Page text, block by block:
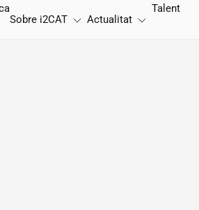
Sobre i2CAT Actualitat
Talent